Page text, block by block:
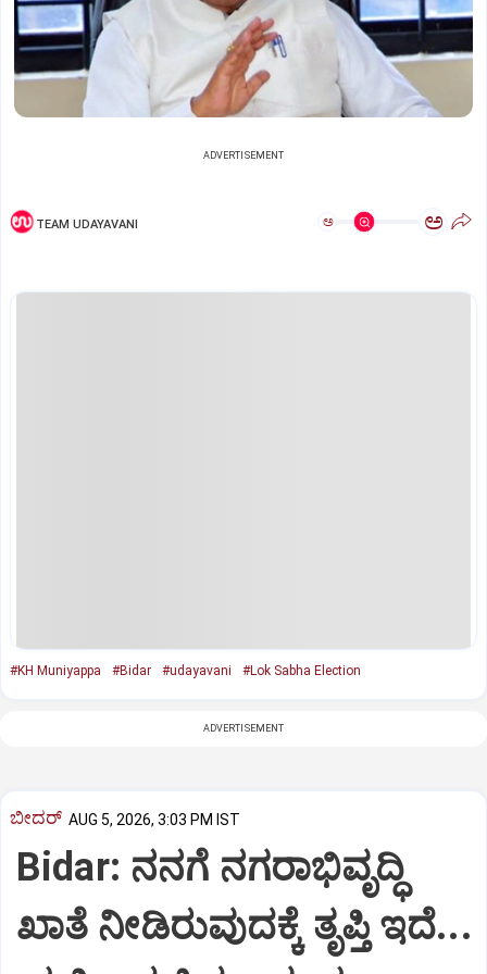
ADVERTISEMENT
TEAM UDAYAVANI ಅ ಅ
#KH Muniyappa #Bidar #udayavani #Lok Sabha Election
ADVERTISEMENT
ಬೀದರ್ AUG 5, 2026, 3:03 PM IST
Bidar: ನನಗೆ ನಗರಾಭಿವೃದ್ಧಿ
ಖಾತೆ ನೀಡಿರುವುದಕ್ಕೆ ತೃಪ್ತಿ ಇದೆ...